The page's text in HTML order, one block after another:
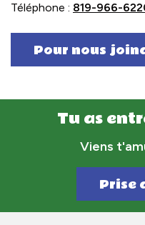
Téléphone : 819-966-
Pour nous
Tu as
Viens
Prise